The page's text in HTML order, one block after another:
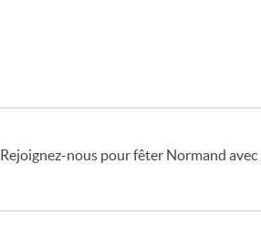
Rejoignez-nous pour fêter Normand